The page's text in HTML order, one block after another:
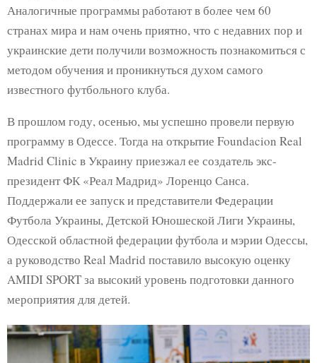
Аналогичные программы работают в более чем 60
странах мира и нам очень приятно, что с недавних пор и
украинские дети получили возможность познакомиться с
методом обучения и проникнуться духом самого
известного футбольного клуба.
В прошлом году, осенью, мы успешно провели первую
программу в Одессе. Тогда на открытие Foundacion Real
Madrid Clinic в Украину приезжал ее создатель экс-
президент ФК «Реал Мадрид» Лоренцо Санса.
Поддержали ее запуск и представители Федерации
Футбола Украины, Детской Юношеской Лиги Украины,
Одесской областной федерации футбола и мэрии Одессы,
а руководство Real Madrid поставило высокую оценку
AMIDI SPORT за высокий уровень подготовки данного
мероприятия для детей.